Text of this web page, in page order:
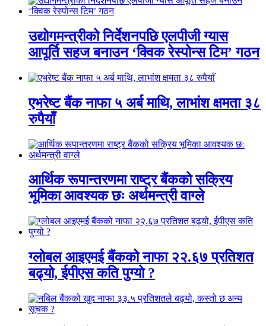
उद्योगमन्त्रीको निर्देशनपछि एलपीजी ग्यास
आपूर्ति सहज बनाउन ‘क्विक रेस्पोन्स टिम’ गठन
एभरेष्ट बैंक नाफा ५ अर्ब माथि, लाभांश क्षमता ३८
रुपैयाँ
आर्थिक रूपान्तरणमा राष्ट्र बैंकको सक्रिय
भूमिका आवश्यक छः अर्थमन्त्री वाग्ले
ग्लोबल आइएमई बैंकको नाफा २२.६७ प्रतिशत
बढ्यो, ईपीएस कति पुग्यो ?